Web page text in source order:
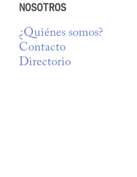
NOSOTROS
¿Quiénes somos?
Contacto
Directorio